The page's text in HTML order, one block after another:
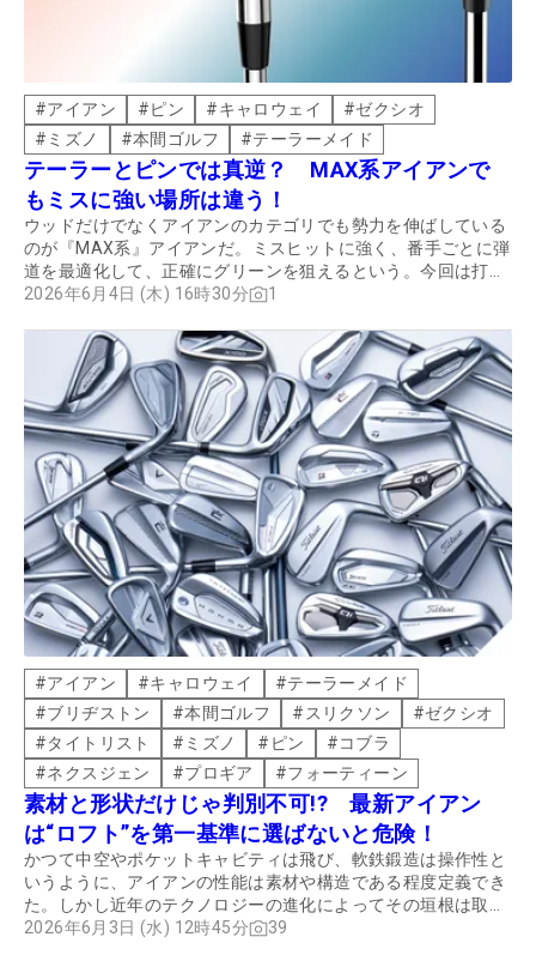
#アイアン #ピン #キャロウェイ #ゼクシオ
# ミズノ #本間ゴルフ #テーラーメイド
テーラーとピンでは真逆？ MAX系アイアンで
もミスに強い場所は違う！
ウッドだけでなくアイアンのカテゴリでも勢力を伸ばしている
のが『MAX系』アイアンだ。ミスヒットに強く、番手ごとに弾
道を最適化して、正確にグリーンを狙えるという。今回は打点
がトゥ、ヒールにブレたり、下めヒットでも飛距離のブレが小
2026年6月4日 (木) 16時30分 1
#アイアン #キャロウェイ #テーラーメイド
#ブリヂストン #本間ゴルフ # スリクソン #ゼクシオ
#タイトリスト # ミズノ # ピン #コブラ
#ネクスジェン #プロギア #フォーティーン
素材と形状だけじゃ判別不可!? 最新アイアン
は“ロフト”を第一基準に選ばないと危険！
かつて中空やポケットキャビティは飛び、軟鉄鍛造は操作性と
いうように、アイアンの性能は素材や構造である程度定義でき
た。しかし近年のテクノロジーの進化によってその垣根は取り
払われてしまった。ではアイアンは何を基準に選べばいいのだ
2026年6月3日 (水) 12時45分 39